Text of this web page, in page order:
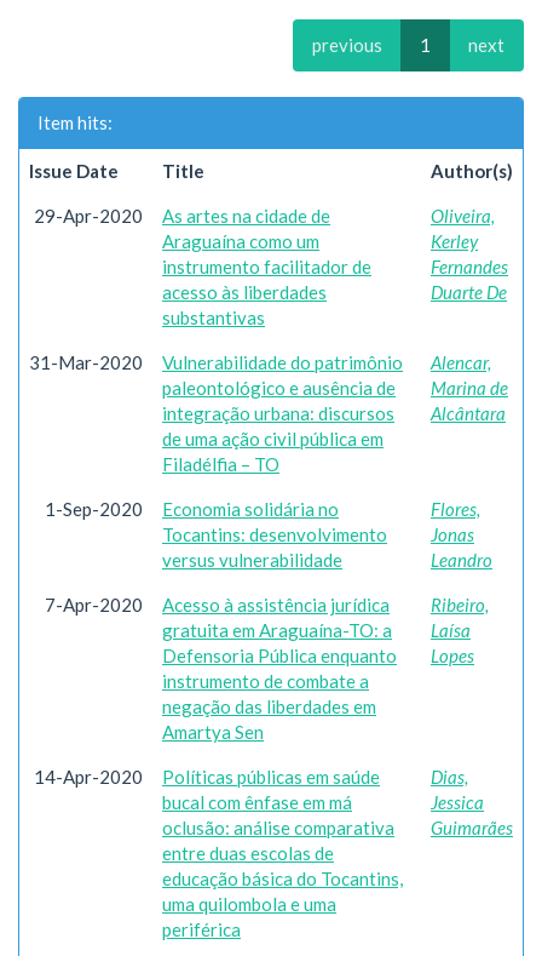
previous 1 next
Item hits:
Issue Date Title Author(s)
29-Apr-2020
As artes na cidade de
Araguaína como um
instrumento facilitador de
acesso às liberdades
substantivas
Oliveira,
Kerley
Fernandes
Duarte De
31-Mar-2020
Vulnerabilidade do patrimônio
paleontológico e ausência de
integração urbana: discursos
de uma ação civil pública em
Filadélfia – TO
Alencar,
Marina de
Alcântara
1-Sep-2020
Economia solidária no
Tocantins: desenvolvimento
versus vulnerabilidade
Flores,
Jonas
Leandro
7-Apr-2020
Acesso à assistência jurídica
gratuita em Araguaína-TO: a
Defensoria Pública enquanto
instrumento de combate a
negação das liberdades em
Amartya Sen
Ribeiro,
Laísa
Lopes
14-Apr-2020
Políticas públicas em saúde
bucal com ênfase em má
oclusão: análise comparativa
entre duas escolas de
educação básica do Tocantins,
uma quilombola e uma
periférica
Dias,
Jessica
Guimarães